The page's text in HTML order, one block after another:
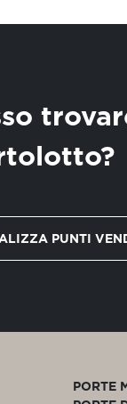
PUNTI
PORTE